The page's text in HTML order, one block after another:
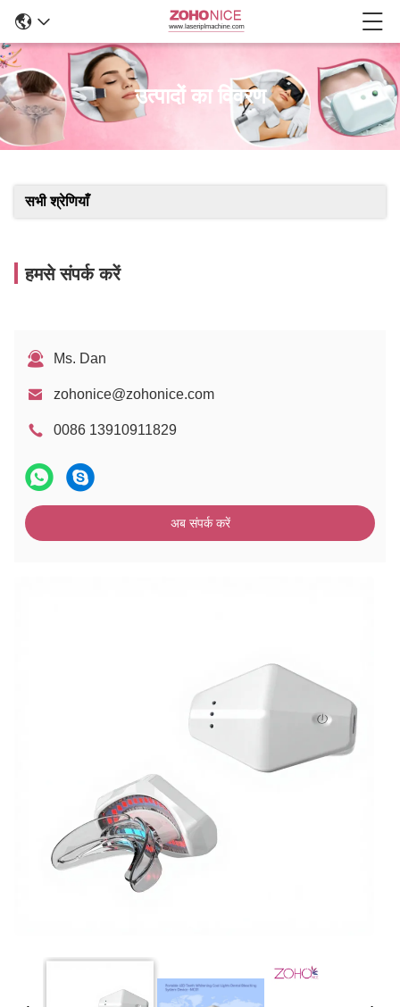
उत्पादों का विवरण
सभी श्रेणियाँ
हमसे संपर्क करें
Ms. Dan
zohonice@zohonice.com
0086 13910911829
अब संपर्क करें